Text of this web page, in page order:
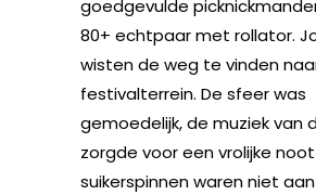
goedgevulde
80+ echtpaar met rollator.
wisten de weg te vinden
festivalterrein. De sfeer was
gemoedelijk, de muziek van
zorgde voor een vrolijke
suikerspinnen waren niet